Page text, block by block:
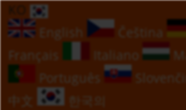
KO
English
Čeština
Français
Italiano
Português
中文
한국의